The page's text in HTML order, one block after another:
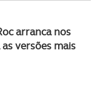
arranca nos
versões mais